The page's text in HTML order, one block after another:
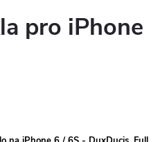
pro iPhone